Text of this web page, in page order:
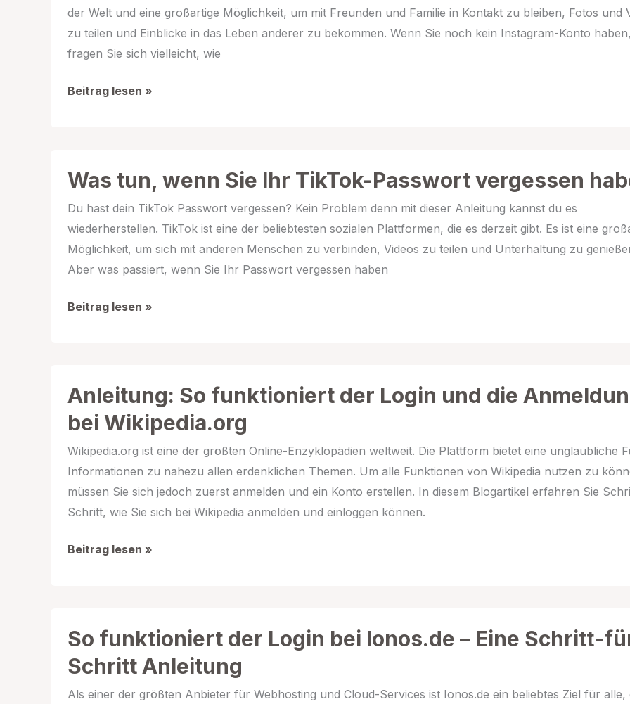
–
Leitfaden
der Welt und eine großartige Möglichkeit, um mit Freunden und Familie in Kontakt zu bleiben, Fotos und
zu teilen und Einblicke in das Leben anderer zu bekommen. Wenn Sie noch kein Instagram-Konto haben,
fragen Sie sich vielleicht, wie
2023
bei
Instagram
anmeldet
–
Schritt
für
Anleitung
Beitrag lesen »
Was tun, wenn Sie Ihr TikTok-Passwort vergessen
Du hast dein TikTok Passwort vergessen? Kein Problem denn mit dieser Anleitung kannst du es
wiederherstellen. TikTok ist eine der beliebtesten sozialen Plattformen, die es derzeit gibt. Es ist eine
Möglichkeit, um sich mit anderen Menschen zu verbinden, Videos zu teilen und Unterhaltung zu
Aber was passiert, wenn Sie Ihr Passwort vergessen haben
Was
Ihr
TikTok-
Passwort
vergessen
haben?
Beitrag lesen »
Anleitung: So funktioniert der Login und die
bei Wikipedia.org
Wikipedia.org ist eine der größten Online-Enzyklopädien weltweit. Die Plattform bietet eine unglaubliche
Informationen zu nahezu allen erdenklichen Themen. Um alle Funktionen von Wikipedia nutzen zu
müssen Sie sich jedoch zuerst anmelden und ein Konto erstellen. In diesem Blogartikel erfahren Sie
Schritt, wie Sie sich bei Wikipedia anmelden und einloggen können.
Anleitung:
Login
und
die
Anmeldung
Beitrag lesen »
So funktioniert der Login bei Ionos.de – Eine Schritt-
Schritt Anleitung
Als einer der größten Anbieter für Webhosting und Cloud-Services ist Ionos.de ein beliebtes Ziel für alle,